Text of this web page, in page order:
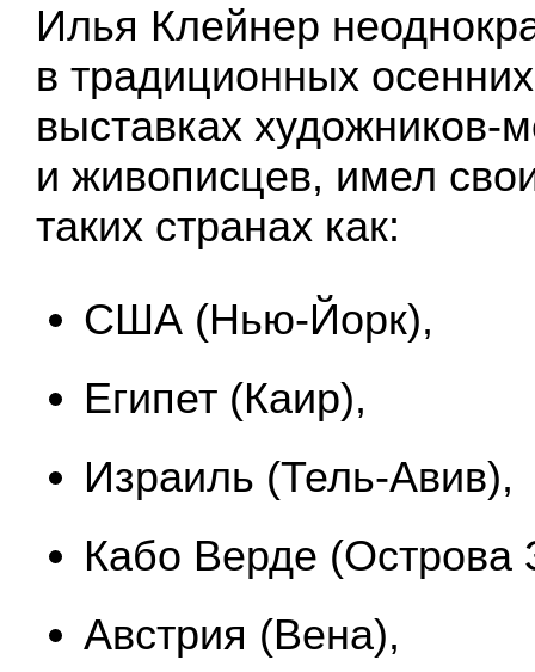
Илья Клейнер
в традиционных
выставках художников-
и живописцев, имел
таких странах как:
США (Нью-Йорк),
Египет (Каир),
Израиль (Тель-Авив),
Кабо Верде (Острова
Австрия (Вена),